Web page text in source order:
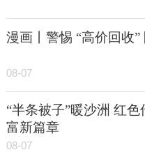
漫画丨警惕 “高价回收”
08-07
“半条被子”暖沙洲 红
富新篇章
08-07